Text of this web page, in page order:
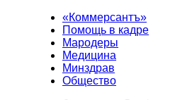
«Коммерсантъ»
Помощь в кадре
Мародеры
Медицина
Минздрав
Общество